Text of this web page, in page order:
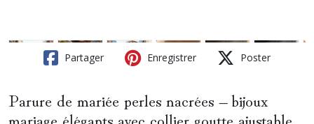
Partager Enregistrer Poster
Parure de mariée perles nacrées – bijoux
mariage élégants avec collier goutte ajustable,